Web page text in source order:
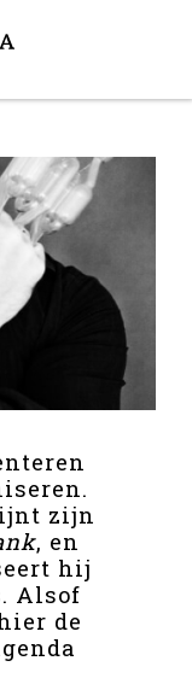
zijn
, en
hij
Alsof
de